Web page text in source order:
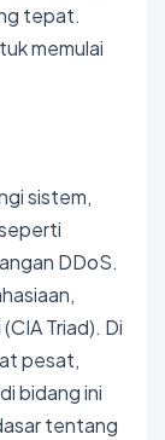
tepat.
memulai
sistem,
DDoS.
Triad). Di
pesat,
bidang ini
tentang